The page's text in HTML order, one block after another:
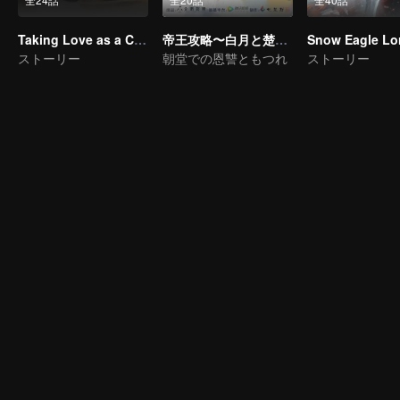
Taking Love as a Contract
ストーリー
帝王攻略〜白月と楚淵、戦う帝王〜
朝堂での恩讐ともつれ
Snow Eagle
ストーリー